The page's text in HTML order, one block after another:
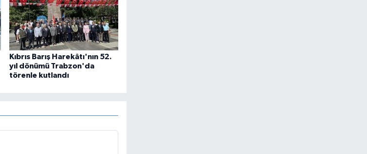
Kıbrıs Barış Harekâtı'nın 52.
yıl dönümü Trabzon'da
törenle kutlandı